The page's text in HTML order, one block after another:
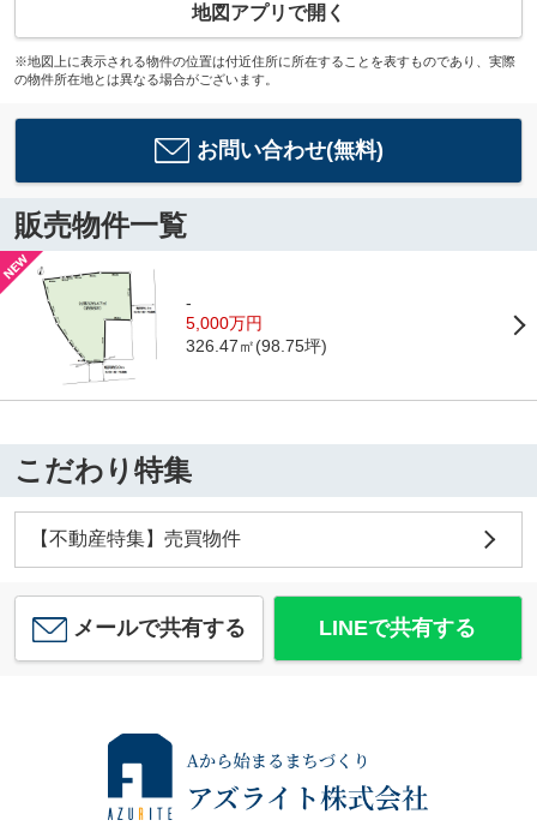
地図アプリで開く
※地図上に表示される物件の位置は付近住所に所在することを表すものであり、実際
の物件所在地とは異なる場合がございます。
お問い合わせ(無料)
販売物件一覧
-
5,000万円
326.47㎡(98.75坪)
こだわり特集
【不動産特集】売買物件
メールで共有する LINEで共有する